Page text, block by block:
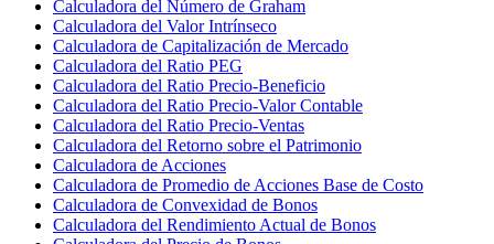
Calculadora del Número de Graham
Calculadora del Valor Intrínseco
Calculadora de Capitalización de Mercado
Calculadora del Ratio PEG
Calculadora del Ratio Precio-Beneficio
Calculadora del Ratio Precio-Valor Contable
Calculadora del Ratio Precio-Ventas
Calculadora del Retorno sobre el Patrimonio
Calculadora de Acciones
Calculadora de Promedio de Acciones Base de Costo
Calculadora de Convexidad de Bonos
Calculadora del Rendimiento Actual de Bonos